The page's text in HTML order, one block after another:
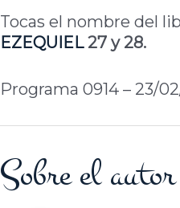
Tocas el nombre del
EZEQUIEL27 y 28.
Programa 0914 – 23/
Sobre el autor